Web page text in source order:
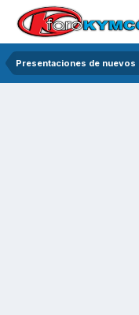
Presentaciones de nuevos